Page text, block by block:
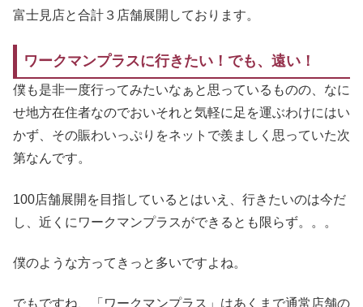
富士見店と合計３店舗展開しております。
ワークマンプラスに行きたい！でも、遠い！
僕も是非一度行ってみたいなぁと思っているものの、なに
せ地方在住者なのでおいそれと気軽に足を運ぶわけにはい
かず、その賑わいっぷりをネットで羨ましく思っていた次
第なんです。
100店舗展開を目指しているとはいえ、行きたいのは今だ
し、近くにワークマンプラスができるとも限らず。。。
僕のような方ってきっと多いですよね。
でもですね、「ワークマンプラス」はあくまで通常店舗の